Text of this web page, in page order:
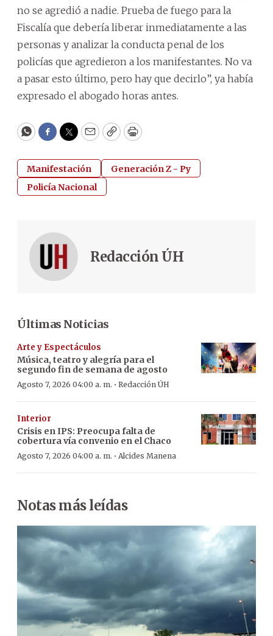
no se agredió a nadie. Prueba de fuego para la
Fiscalía que debería liberar inmediatamente a las
personas y analizar la conducta penal de los
policías que agredieron a los manifestantes. No va
a pasar esto último, pero hay que decirlo”, ya había
expresado el abogado horas antes.
WhatsApp
Facebook
Twitter
EmailCopyPrint
Manifestación
Generación Z - Py
Policía Nacional
Redacción ÚH
Últimas Noticias
Arte y Espectáculos
Música, teatro y alegría para el
segundo fin de semana de agosto
Agosto 7, 2026 04:00 a. m. · Redacción ÚH
Interior
Crisis en IPS: Preocupa falta de
cobertura vía convenio en el Chaco
Agosto 7, 2026 04:00 a. m. · Alcides Manena
Notas más leídas